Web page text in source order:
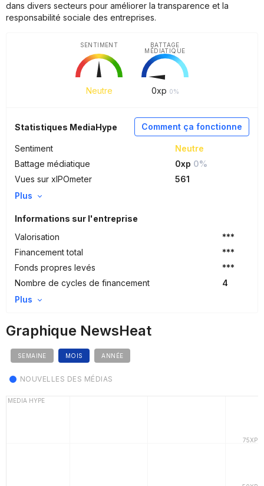
dans divers secteurs pour améliorer la transparence et la
responsabilité sociale des entreprises.
Neutre
SENTIMENT
0xp 0%
BATTAGE
MÉDIATIQUE
Comment ça fonctionne
Statistiques MediaHype
Sentiment
Neutre
Battage médiatique
0xp 0%
Vues sur xIPOmeter
561
Plus
Informations sur l'entreprise
Valorisation
***
Financement total
***
Fonds propres levés
***
Nombre de cycles de financement
4
Plus
Graphique NewsHeat
SEMAINE MOIS ANNÉE
NOUVELLES DES MÉDIAS